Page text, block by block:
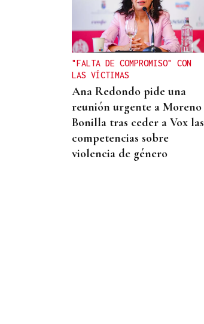
Invasiones modernas
"FALTA DE COMPROMISO" CON
LAS VÍCTIMAS
Ana Redondo pide una
reunión urgente a Moreno
Bonilla tras ceder a Vox las
competencias sobre
violencia de género